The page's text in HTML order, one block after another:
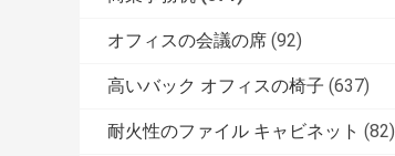
オフィスの会議の席 (92)
高いバック オフィスの椅子 (637)
耐火性のファイル キャビネット (82)